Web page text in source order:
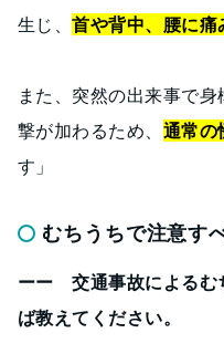
生じ、首や背中、腰に
また、突然の出来事で
撃が加わるため、 通常の
す」
むちうちで注意す
ーー 交通事故によるむ
ば教えてください。